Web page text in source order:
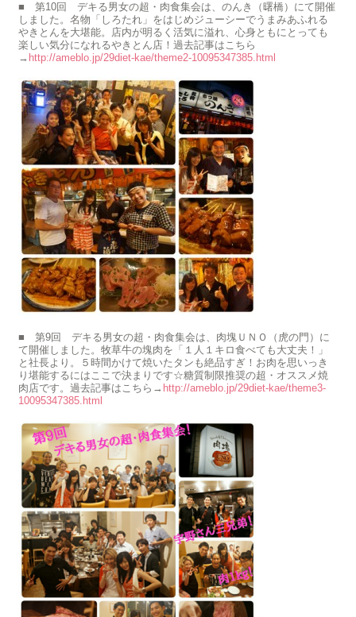
■ 第10回 デキる男女の超・肉食集会は、のんき（曙橋）にて開催
しました。名物「しろたれ」をはじめジューシーでうまみあふれる
やきとんを大堪能。店内が明るく活気に溢れ、心身ともにとっても
楽しい気分になれるやきとん店！過去記事はこちら
→ http://ameblo.jp/29diet-kae/theme2-10095347385.html
■ 第9回 デキる男女の超・肉食集会は、肉塊ＵＮＯ（虎の門）に
て開催しました。牧草牛の塊肉を「１人１キロ食べても大丈夫！」
と社長より。５時間かけて焼いたタンも絶品すぎ！お肉を思いっき
り堪能するにはここで決まりです☆糖質制限推奨の超・オススメ焼
肉店です。過去記事はこちら→ http://ameblo.jp/29diet-kae/theme3-
10095347385.html